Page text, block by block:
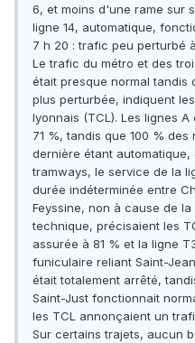
6, et moins d'une rame sur
ligne 14, automatique,
7 h 20 : trafic peu perturbé
Le trafic du métro et des
était presque normal tandis
plus perturbée, indiquent
lyonnais (TCL). Les lignes
71 %, tandis que 100 %
dernière étant
tramways, le service de la
durée indéterminée entre
Feyssine, non à cause de
technique, précisaient les
assurée à 81 % et la ligne
funiculaire reliant Saint-
était totalement arrêté,
Saint-Just fonctionnait
les TCL annonçaient un
Sur certains trajets, aucun